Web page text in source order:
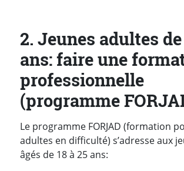
2. Jeunes adultes de
ans: faire une
professionnelle
(programme
Le programme FORJAD (formation
adultes en difficulté) s’adresse aux
âgés de 18 à 25 ans: